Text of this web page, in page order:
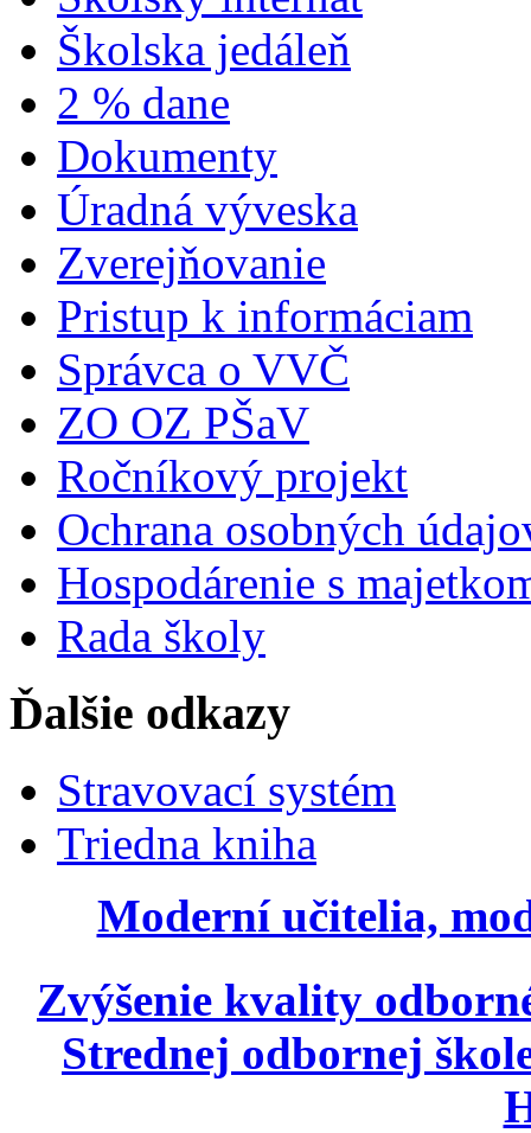
Školska jedáleň
2 % dane
Dokumenty
Úradná výveska
Zverejňovanie
Pristup k informáciam
Správca o VVČ
ZO OZ PŠaV
Ročníkový projekt
Ochrana osobných
Hospodárenie s
Rada školy
Ďalšie odkazy
Stravovací systém
Triedna kniha
Moderní učitelia,
Zvýšenie kvality
Strednej odbornej